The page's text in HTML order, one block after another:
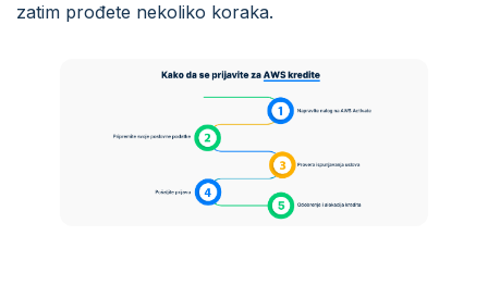
zatim prođete nekoliko koraka.